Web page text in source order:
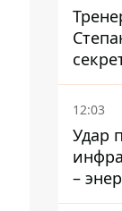
12:03
Удар
–